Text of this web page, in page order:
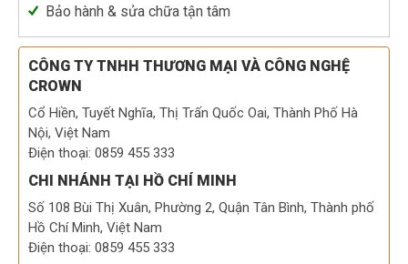
Bảo hành & sửa chữa tận tâm
CÔNG TY TNHH THƯƠNG MẠI VÀ CÔNG NGHỆ
CROWN
Cổ Hiền, Tuyết Nghĩa, Thị Trấn Quốc Oai, Thành Phố Hà
Nội, Việt Nam
Điện thoại: 0859 455 333
CHI NHÁNH TẠI HỒ CHÍ MINH
Số 108 Bùi Thị Xuân, Phường 2, Quận Tân Bình, Thành phố
Hồ Chí Minh, Việt Nam
Điện thoại: 0859 455 333